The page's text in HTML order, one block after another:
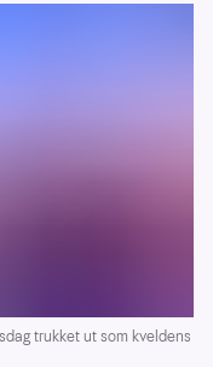
trukket ut som kveldens